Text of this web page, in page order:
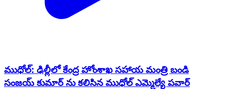
ముధోల్: ఢిల్లీలో కేంద్ర హోంశాఖ సహాయ మంత్రి బండి
సంజయ్ కుమార్ ను కలిసిన ముధోల్ ఎమ్మెల్యే పవార్